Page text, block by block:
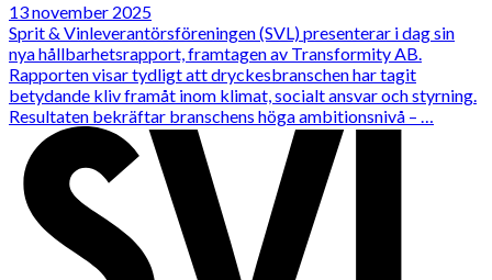
13 november 2025
Sprit & Vinleverantörsföreningen (SVL) presenterar i dag sin
nya hållbarhetsrapport, framtagen av Transformity AB.
Rapporten visar tydligt att dryckesbranschen har tagit
betydande kliv framåt inom klimat, socialt ansvar och styrning.
Resultaten bekräftar branschens höga ambitionsnivå – …